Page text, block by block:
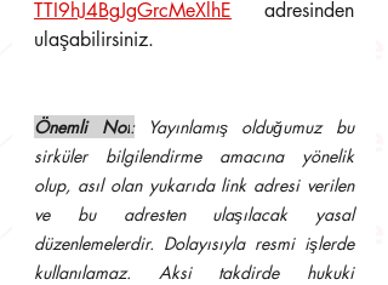
TTI9hJ4BgJgGrcMeXlhE
adresinden
ulaşabilirsiniz.
Önemli Not: Yayınlamış olduğumuz bu
sirküler bilgilendirme amacına yönelik
olup, asıl olan yukarıda link adresi verilen
ve bu adresten ulaşılacak yasal
düzenlemelerdir. Dolayısıyla resmi işlerde
kullanılamaz. Aksi takdirde hukuki